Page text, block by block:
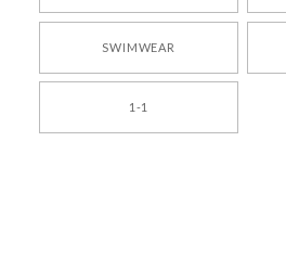
2026/05/24
2026/04/14
SWIMWEAR
1-1